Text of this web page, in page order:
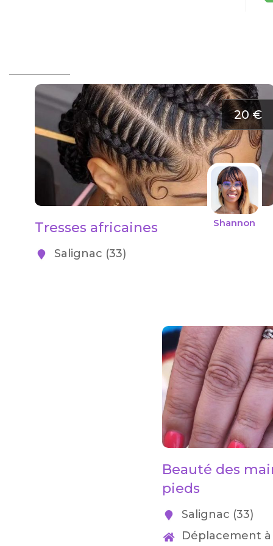
20 €
Shannon
Tresses africaines
Salignac (33)
Beauté des
pieds
Salignac (33)
Déplacement